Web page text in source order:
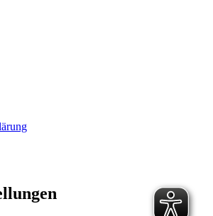
Uhr